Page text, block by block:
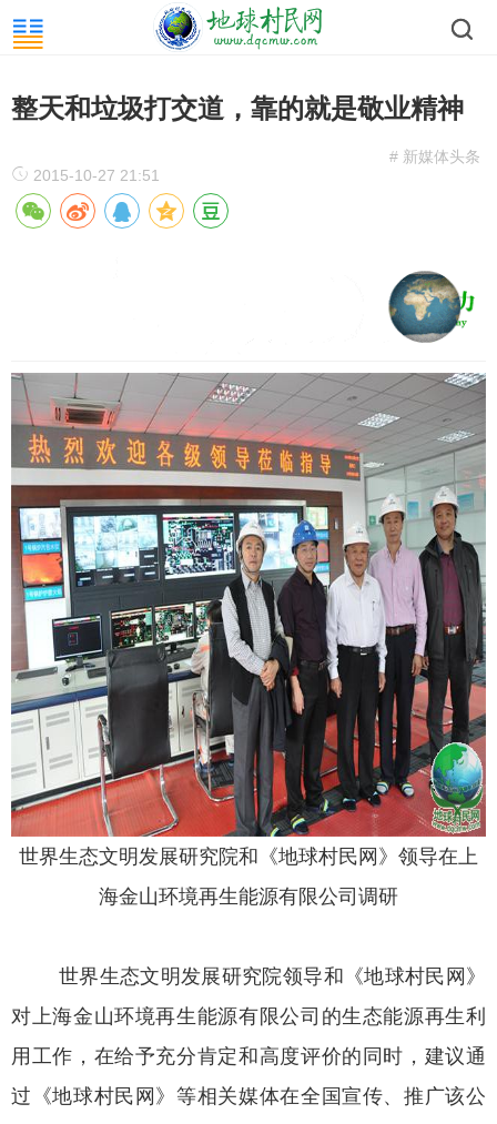
整天和垃圾打交道，靠的就是敬业精神
# 新媒体头条
2015-10-27 21:51
世界生态文明发展研究院和《地球村民网》领导在上
海金山环境再生能源有限公司调研
世界生态文明发展研究院领导和《地球村民网》
对上海金山环境再生能源有限公司的生态能源再生利
用工作，在给予充分肯定和高度评价的同时，建议通
过《地球村民网》等相关媒体在全国宣传、推广该公